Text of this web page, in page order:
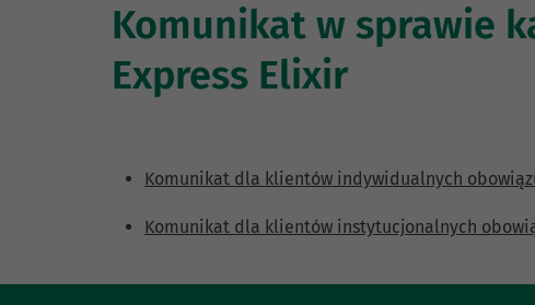
Komunikat w sprawie
Express Elixir
Komunikat dla klientów indywidualnych
Komunikat dla klientów instytucjonalnych